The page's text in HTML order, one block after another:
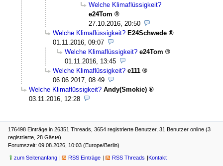
Welche Klimaflüssigkeit?
e24Tom
27.10.2016, 20:50
Welche Klimaflüssigkeit? E24Schwede
01.11.2016, 09:07
Welche Klimaflüssigkeit? e24Tom
01.11.2016, 13:45
Welche Klimaflüssigkeit? e111
06.06.2017, 08:49
Welche Klimaflüssigkeit? Andy(Smokie)
03.11.2016, 12:28
176498 Einträge in 26351 Threads, 3654 registrierte Benutzer, 31 Benutzer online (3
registrierte, 28 Gäste)
Forumszeit: 09.08.2026, 10:03 (Europe/Berlin)
zum Seitenanfang RSS Einträge RSS Threads Kontakt